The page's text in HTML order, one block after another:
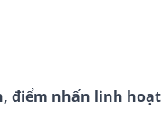
điểm nhấn linh